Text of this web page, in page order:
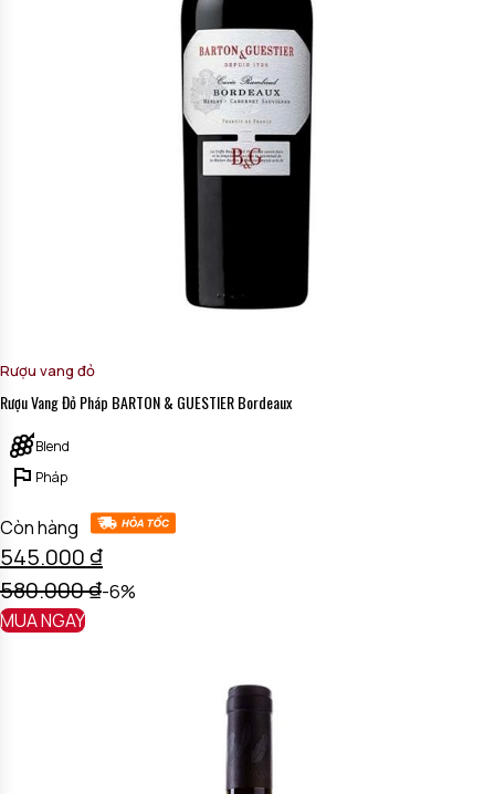
Rượu vang đỏ
Rượu Vang Đỏ Pháp BARTON & GUESTIER Bordeaux
Blend
Pháp
Còn hàng
545.000₫
580.000₫-6%
MUA NGAY